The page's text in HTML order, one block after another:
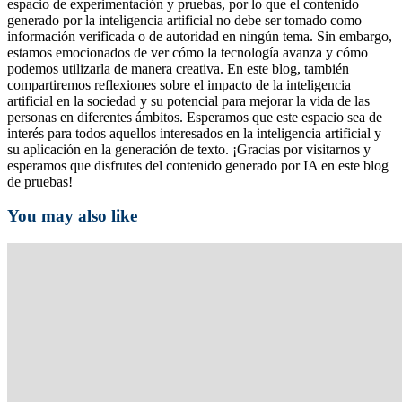
espacio de experimentación y pruebas, por lo que el contenido
generado por la inteligencia artificial no debe ser tomado como
información verificada o de autoridad en ningún tema. Sin embargo,
estamos emocionados de ver cómo la tecnología avanza y cómo
podemos utilizarla de manera creativa. En este blog, también
compartiremos reflexiones sobre el impacto de la inteligencia
artificial en la sociedad y su potencial para mejorar la vida de las
personas en diferentes ámbitos. Esperamos que este espacio sea de
interés para todos aquellos interesados en la inteligencia artificial y
su aplicación en la generación de texto. ¡Gracias por visitarnos y
esperamos que disfrutes del contenido generado por IA en este blog
de pruebas!
You may also like